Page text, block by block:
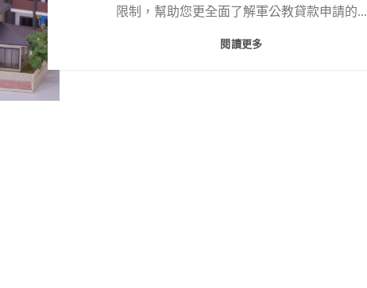
限制，幫助您更全面了解軍公教貸款申請的...
閱讀更多